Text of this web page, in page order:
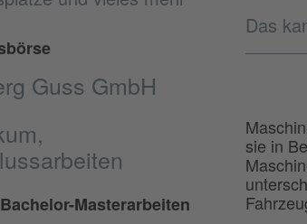
Guss GmbH
Masterarbeiten
Das
sie in